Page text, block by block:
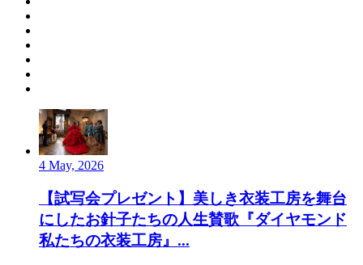
4 May, 2026
【試写会プレゼント】美しき衣装工房を舞台
にしたお針子たちの人生賛歌『ダイヤモンド
私たちの衣装工房』...